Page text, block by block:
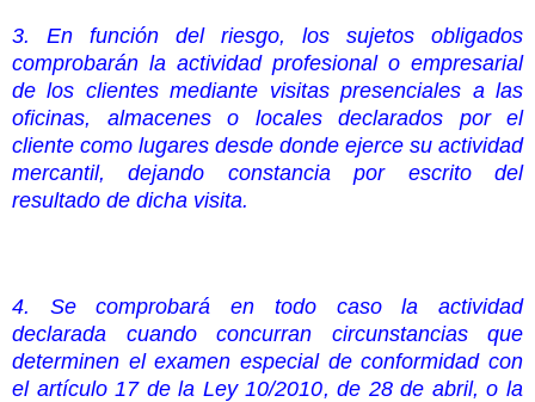
3. En función del riesgo, los sujetos obligados
comprobarán la actividad profesional o empresarial
de los clientes mediante visitas presenciales a las
oficinas, almacenes o locales declarados por el
cliente como lugares desde donde ejerce su actividad
mercantil, dejando constancia por escrito del
resultado de dicha visita.
4. Se comprobará en todo caso la actividad
declarada cuando concurran circunstancias que
determinen el examen especial de conformidad con
el artículo 17 de la Ley 10/2010, de 28 de abril, o la